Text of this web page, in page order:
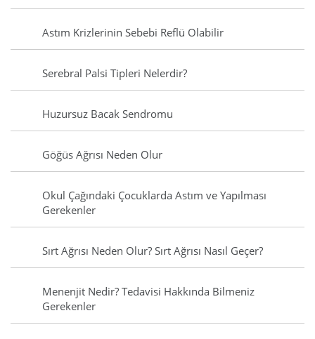
Astım Krizlerinin Sebebi Reflü Olabilir
Serebral Palsi Tipleri Nelerdir?
Huzursuz Bacak Sendromu
Göğüs Ağrısı Neden Olur
Okul Çağındaki Çocuklarda Astım ve Yapılması
Gerekenler
Sırt Ağrısı Neden Olur? Sırt Ağrısı Nasıl Geçer?
Menenjit Nedir? Tedavisi Hakkında Bilmeniz
Gerekenler